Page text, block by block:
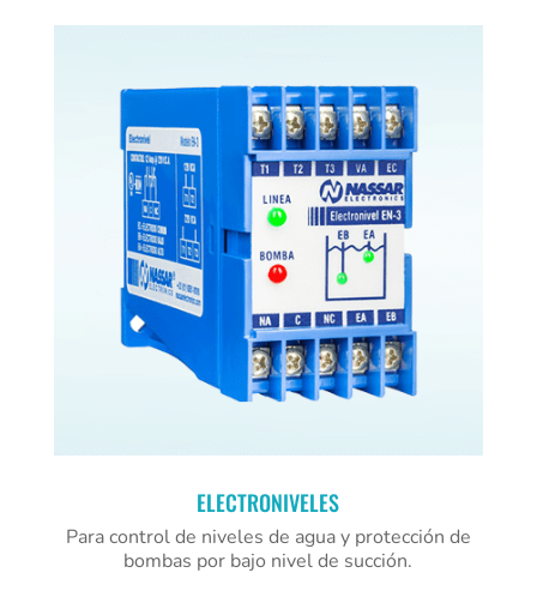
ELECTRONIVELES
Para control de niveles de agua y protección de
bombas por bajo nivel de succión.